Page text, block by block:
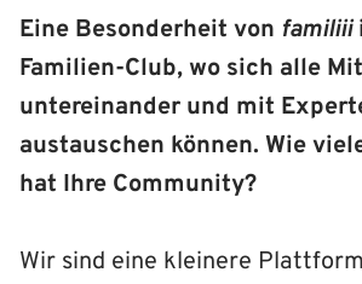
Eine Besonderheit von familiii
Familien-Club, wo sich alle
untereinander und mit
austauschen können. Wie
hat Ihre Community?
Wir sind eine kleinere